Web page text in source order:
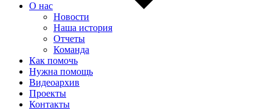
О нас
Новости
Наша история
Отчеты
Команда
Как помочь
Нужна помощь
Видеоархив
Проекты
Контакты